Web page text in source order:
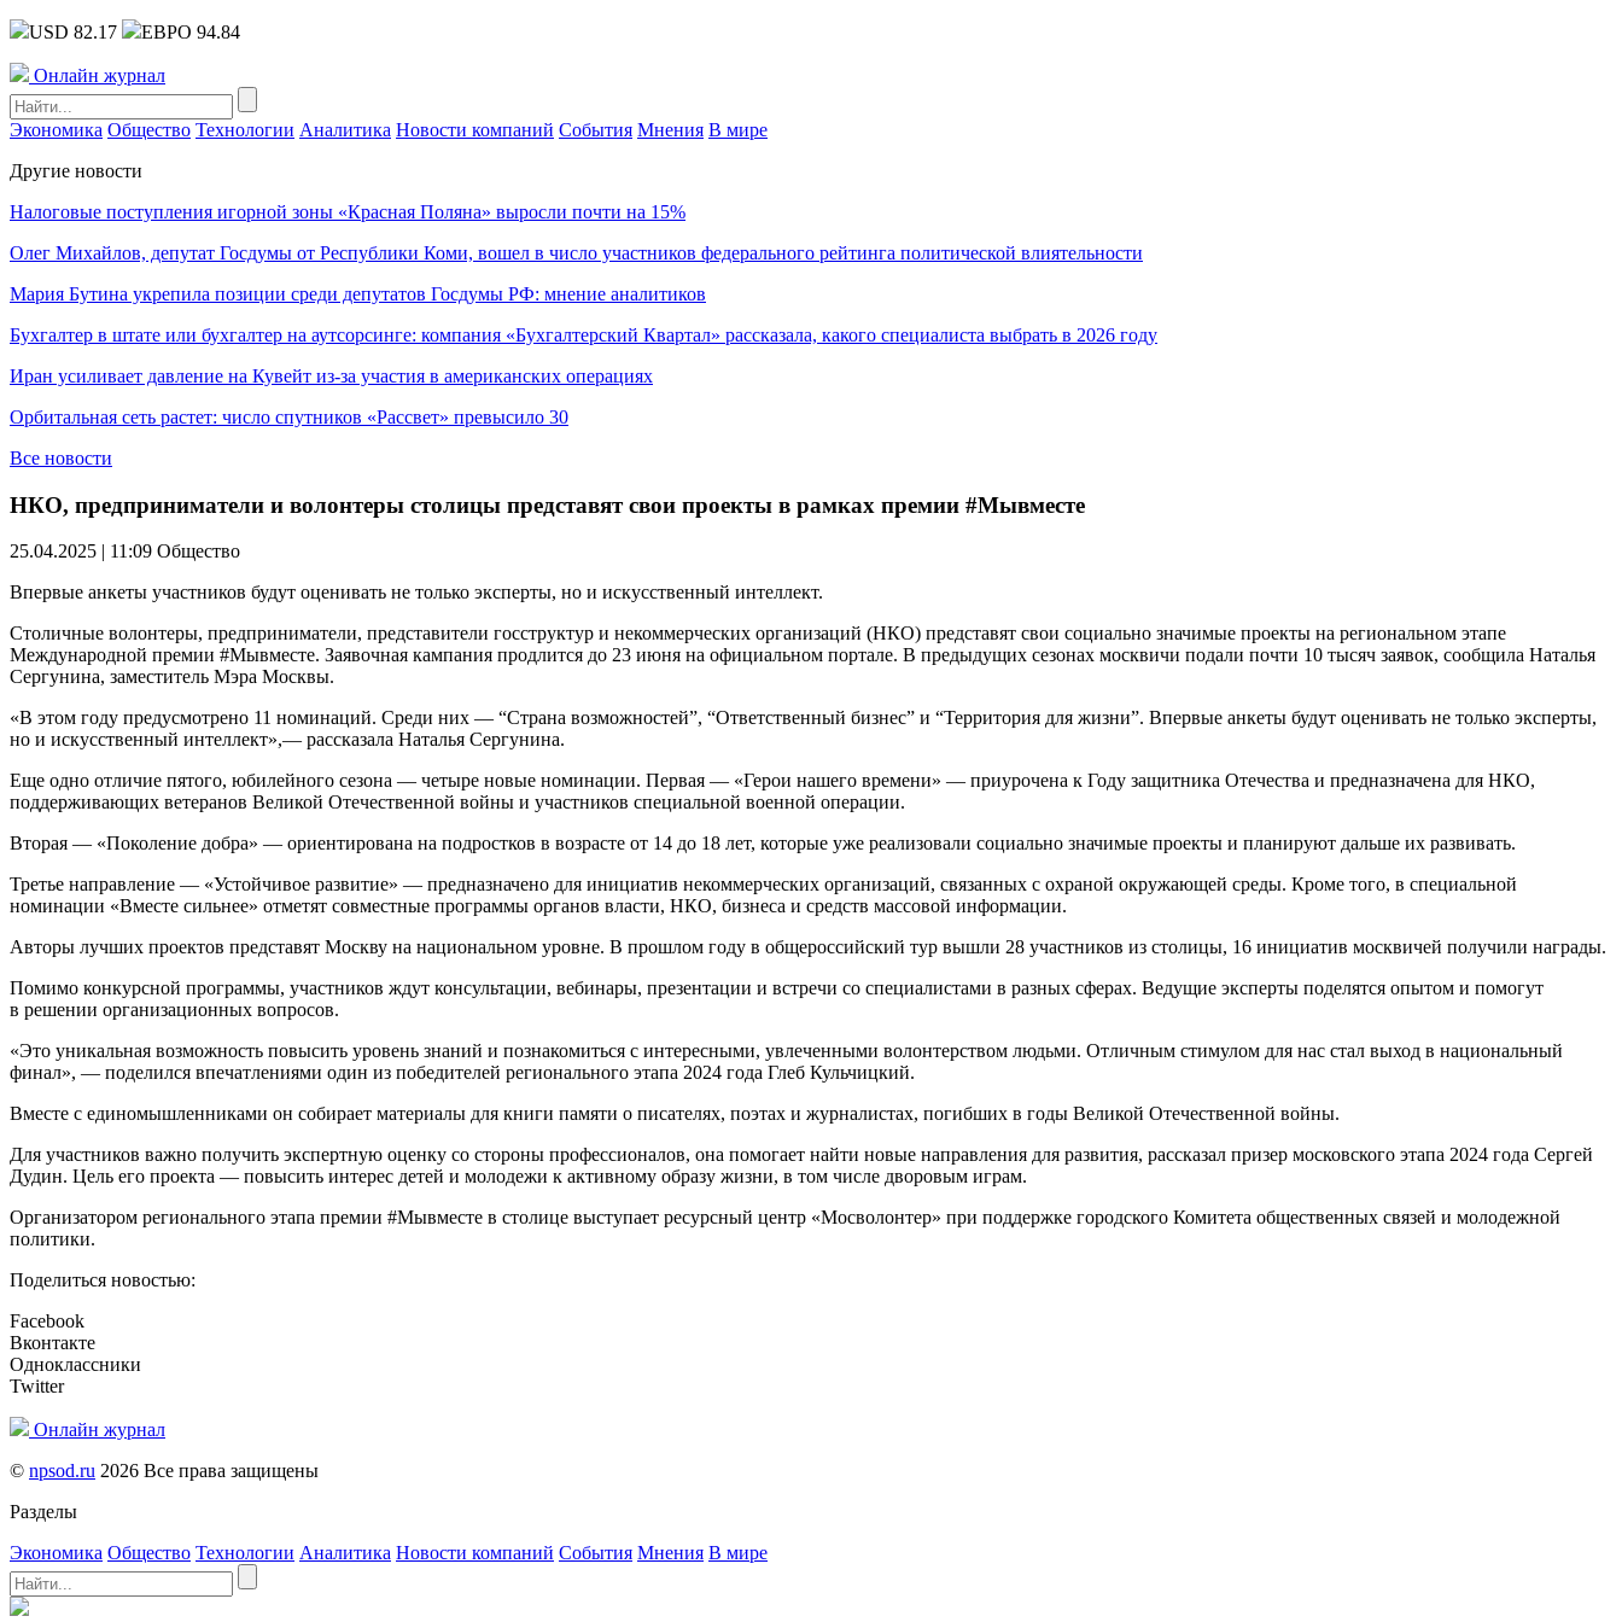
USD 82.17 ЕВРО 94.84
Онлайн журнал
Экономика Общество Технологии Аналитика Новости компаний События Мнения В мире
Другие новости
Налоговые поступления игорной зоны «Красная Поляна» выросли почти на 15%
Олег Михайлов, депутат Госдумы от Республики Коми, вошел в число участников федерального рейтинга политической влиятельности
Мария Бутина укрепила позиции среди депутатов Госдумы РФ: мнение аналитиков
Бухгалтер в штате или бухгалтер на аутсорсинге: компания «Бухгалтерский Квартал» рассказала, какого специалиста выбрать в 2026 году
Иран усиливает давление на Кувейт из-за участия в американских операциях
Орбитальная сеть растет: число спутников «Рассвет» превысило 30
Все новости
НКО, предприниматели и волонтеры столицы представят свои проекты в рамках премии #Мывместе
25.04.2025 | 11:09 Общество
Впервые анкеты участников будут оценивать не только эксперты, но и искусственный интеллект.
Столичные волонтеры, предприниматели, представители госструктур и некоммерческих организаций (НКО) представят свои социально значимые проекты на региональном этапе
Международной премии #Мывместе. Заявочная кампания продлится до 23 июня на официальном портале. В предыдущих сезонах москвичи подали почти 10 тысяч заявок, сообщила Наталья
Сергунина, заместитель Мэра Москвы.
«В этом году предусмотрено 11 номинаций. Среди них — “Страна возможностей”, “Ответственный бизнес” и “Территория для жизни”. Впервые анкеты будут оценивать не только эксперты,
но и искусственный интеллект»,— рассказала Наталья Сергунина.
Еще одно отличие пятого, юбилейного сезона — четыре новые номинации. Первая — «Герои нашего времени» — приурочена к Году защитника Отечества и предназначена для НКО,
поддерживающих ветеранов Великой Отечественной войны и участников специальной военной операции.
Вторая — «Поколение добра» — ориентирована на подростков в возрасте от 14 до 18 лет, которые уже реализовали социально значимые проекты и планируют дальше их развивать.
Третье направление — «Устойчивое развитие» — предназначено для инициатив некоммерческих организаций, связанных с охраной окружающей среды. Кроме того, в специальной
номинации «Вместе сильнее» отметят совместные программы органов власти, НКО, бизнеса и средств массовой информации.
Авторы лучших проектов представят Москву на национальном уровне. В прошлом году в общероссийский тур вышли 28 участников из столицы, 16 инициатив москвичей получили награды.
Помимо конкурсной программы, участников ждут консультации, вебинары, презентации и встречи со специалистами в разных сферах. Ведущие эксперты поделятся опытом и помогут
в решении организационных вопросов.
«Это уникальная возможность повысить уровень знаний и познакомиться с интересными, увлеченными волонтерством людьми. Отличным стимулом для нас стал выход в национальный
финал», — поделился впечатлениями один из победителей регионального этапа 2024 года Глеб Кульчицкий.
Вместе с единомышленниками он собирает материалы для книги памяти о писателях, поэтах и журналистах, погибших в годы Великой Отечественной войны.
Для участников важно получить экспертную оценку со стороны профессионалов, она помогает найти новые направления для развития, рассказал призер московского этапа 2024 года Сергей
Дудин. Цель его проекта — повысить интерес детей и молодежи к активному образу жизни, в том числе дворовым играм.
Организатором регионального этапа премии #Мывместе в столице выступает ресурсный центр «Мосволонтер» при поддержке городского Комитета общественных связей и молодежной
политики.
Поделиться новостью:
Facebook
Вконтакте
Одноклассники
Twitter
Онлайн журнал
© npsod.ru 2026 Все права защищены
Разделы
Экономика Общество Технологии Аналитика Новости компаний События Мнения В мире